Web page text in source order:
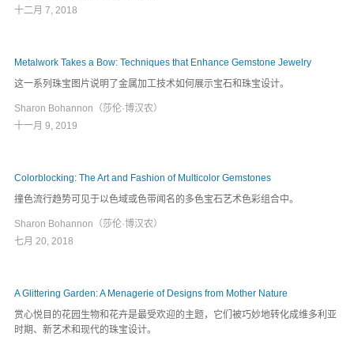
十二月 7, 2018
Metalwork Takes a Bow: Techniques that Enhance Gemstone Jewelry
这一系列珠宝图片说明了金属加工技术如何展示宝石和珠宝设计。
Sharon Bohannon（莎伦·博汉农）
十一月 9, 2019
Colorblocking: The Art and Fashion of Multicolor Gemstones
撞色流行趋势可见于以色域或色带闻名的多色宝石艺术色彩组合中。
Sharon Bohannon（莎伦·博汉农）
七月 20, 2018
A Glittering Garden: A Menagerie of Designs from Mother Nature
赏心悦目的花园生物和花卉是最受欢迎的主题，它们被巧妙地转化成维多利亚
时期、新艺术和现代的珠宝设计。